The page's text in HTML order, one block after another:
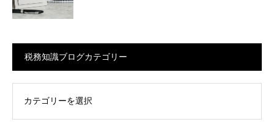
税務知識ブログカテゴリー